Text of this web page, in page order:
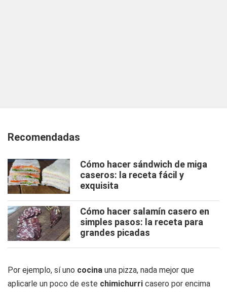
Recomendadas
Cómo hacer sándwich de miga
caseros: la receta fácil y
exquisita
Cómo hacer salamín casero en
simples pasos: la receta para
grandes picadas
Por ejemplo, sí uno cocina una pizza, nada mejor que
aplicarle un poco de este chimichurri casero por encima